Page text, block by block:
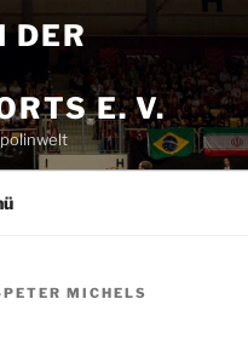
DER
E. V.
MICHELS